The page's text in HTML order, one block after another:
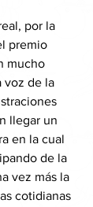
por la
premio
mucho
voz de la
llegar un
en la cual
de la
vez más la
cotidianas